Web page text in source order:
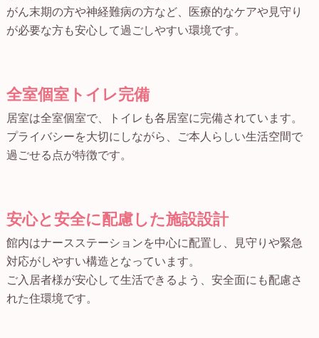
がん末期の方や神経難病の方など、医療的なケアや見守り
が必要な方も安心して過ごしやすい環境です。
全室個室トイレ完備
居室は全室個室で、トイレも各居室に完備されています。
プライバシーを大切にしながら、ご本人らしい生活空間で
過ごせる点が特徴です。
安心と安全に配慮した施設設計
館内はナースステーションを中心に配置し、見守りや緊急
対応がしやすい構造となっています。
ご入居者様が安心して生活できるよう、安全面にも配慮さ
れた住環境です。